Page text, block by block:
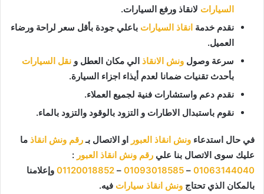
السيارات لانقاذ ورفع السيارات.
نقدم خدمة انقاذ السيارات باعلي جودة بأقل سعر لراحة ورضاء
العميل.
سرعة وصول ونش الانقاذ الي مكان العطل و نقل السيارات
بأحدث تقنيات ضمانا لعدم أيذاء اجزاء السيارة.
نقدم دعم واستشارات فنية لجميع العملاء.
نقوم باستبدال الاطارات و التزود بالوقود والتزود بالماء.
في حال استدعاء ونش انقاذ العبور او الاتصال بـرقم ونش انقاذ ما
عليك سوى الاتصال بنا علي رقم ونش انقاذ العبور :
01063144040
–
01093018585
–
01120018852 وإعلامنا
بالمكان الذي تحتاج ونش انقاذ سيارات فيه.